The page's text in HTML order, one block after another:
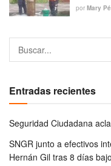
por Mary
Entradas recientes
Seguridad Ciudadana
SNGR junto a efectivos
Hernán Gil tras 8 días